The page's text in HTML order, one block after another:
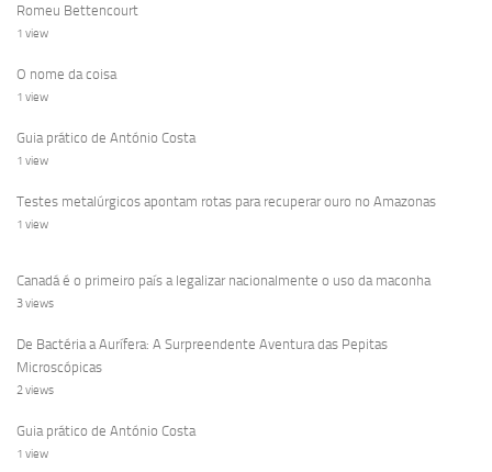
Romeu Bettencourt
1 view
O nome da coisa
1 view
Guia prático de António Costa
1 view
Testes metalúrgicos apontam rotas para recuperar ouro no Amazonas
1 view
Canadá é o primeiro país a legalizar nacionalmente o uso da maconha
3 views
De Bactéria a Aurífera: A Surpreendente Aventura das Pepitas
Microscópicas
2 views
Guia prático de António Costa
1 view